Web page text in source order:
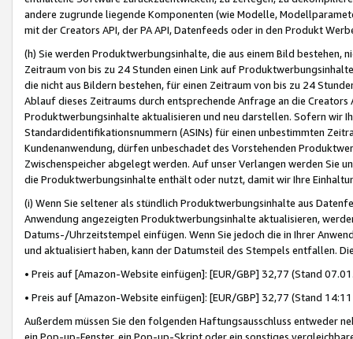
andere zugrunde liegende Komponenten (wie Modelle,
mit der Creators API, der PA API, Datenfeeds oder in den Produkt
(h) Sie werden Produktwerbungsinhalte, die aus einem Bild bestehen,
Zeitraum von bis zu 24 Stunden einen Link auf
die nicht aus Bildern bestehen, für einen Zeitraum von bis zu 24
Ablauf dieses Zeitraums durch entsprechende Anfrage an die
Produktwerbungsinhalte aktualisieren und neu darstellen. Sofern wir
Standardidentifikationsnummern (ASINs) für einen unbestimmten
Kundenanwendung, dürfen unbeschadet des Vorstehenden
Zwischenspeicher abgelegt werden. Auf unser Verlangen werden Sie
die Produktwerbungsinhalte enthält oder nutzt, damit wir Ihre
(i) Wenn Sie seltener als stündlich Produktwerbungsinhalte aus
Anwendung angezeigten Produktwerbungsinhalte aktualisieren,
Datums-/Uhrzeitstempel einfügen. Wenn Sie jedoch die in Ihrer
und aktualisiert haben, kann der Datumsteil des Stempels entfallen.
• Preis auf [Amazon-Website einfügen]: [EUR/GBP] 32,77 (Stand
• Preis auf [Amazon-Website einfügen]: [EUR/GBP] 32,77 (Stand
Außerdem müssen Sie den folgenden Haftungsausschluss entweder
ein Pop-up-Fenster, ein Pop-up-Skript oder ein sonstiges